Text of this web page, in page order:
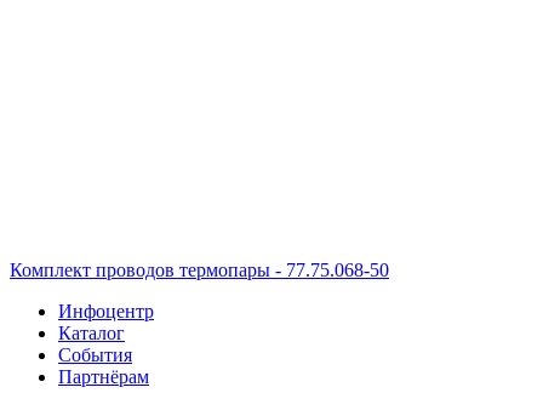
Комплект проводов термопары - 77.75.068-50
Инфоцентр
Каталог
События
Партнёрам